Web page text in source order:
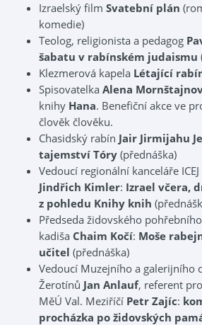
Izraelský film Svatební plán
komedie)
Teolog, religionista a pedagog
šabatu v rabínském judaismu
Klezmerová kapela Létající
Spisovatelka Alena
knihy Hana. Benefiční akce ve
člověk člověku.
Chasidský rabín Jair Jirmijahu
tajemství Tóry (přednáška)
Vedoucí regionální kanceláře
Jindřich Kimler: Izrael včera,
z pohledu Knihy knih
Předseda židovského
kadiša Chaim Kočí: Moše
učitel (přednáška)
Vedoucí Muzejního a galerijního
Žerotínů Jan Anlauf, referent
MěÚ Val. Meziříčí Petr Zajíc:
procházka po židovských